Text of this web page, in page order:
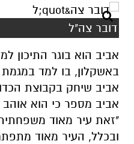
דובר צה"ל
אביב הוא בוגר התיכון
באשקלון, בו למד במגמת
אביב שיחק בקבוצת
אביב מספר כי הוא
"זאת עיר מאוד
ובכלל, העיר מאוד